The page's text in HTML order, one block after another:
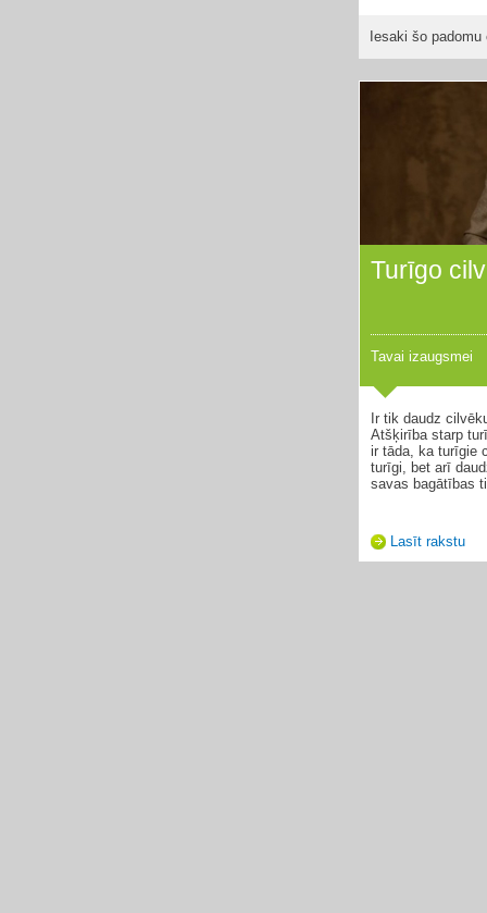
Iesaki šo
Turīgo
Tavai izaugsmei
Ir tik daudz
Atšķirība starp
ir tāda, ka turīgie
turīgi, bet arī
savas bagātības
Lasīt rakstu